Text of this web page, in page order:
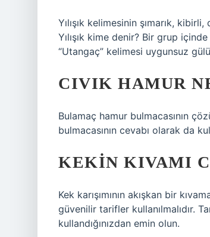
Yılışık kelimesinin şımarık,
Yılışık kime denir? Bir grup
“Utangaç” kelimesi uygunsuz
CIVIK HAMUR
Bulamaç hamur bulmacasının
bulmacasının cevabı olarak da
KEKIN KIVAMI
Kek karışımının akışkan bir
güvenilir tarifler kullanılmalıdır.
kullandığınızdan emin olun.